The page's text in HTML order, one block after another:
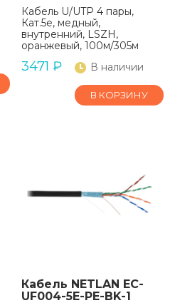
Кабель U/UTP 4 пары,
Кат.5e, медный,
внутренний, LSZH,
оранжевый, 100м/305м
3471 ₽ В наличии
В КОРЗИНУ
Кабель NETLAN EC-
UF004-5E-PE-BK-1